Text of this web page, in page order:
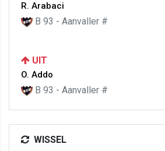
R. Arabaci
B 93 - Aanvaller #
UIT
O. Addo
B 93 - Aanvaller #
WISSEL